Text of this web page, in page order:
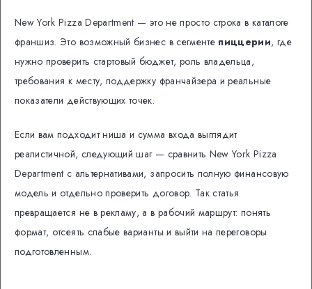
New York Pizza Department — это не просто строка в каталоге
франшиз. Это возможный бизнес в сегменте пиццерии, где
нужно проверить стартовый бюджет, роль владельца,
требования к месту, поддержку франчайзера и реальные
показатели действующих точек.
Если вам подходит ниша и сумма входа выглядит
реалистичной, следующий шаг — сравнить New York Pizza
Department с альтернативами, запросить полную финансовую
модель и отдельно проверить договор. Так статья
превращается не в рекламу, а в рабочий маршрут: понять
формат, отсеять слабые варианты и выйти на переговоры
подготовленным.